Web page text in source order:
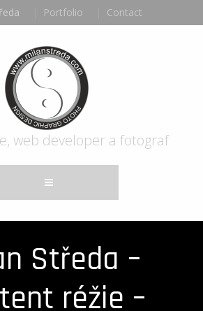
Portfolio Contact
web developer a fotograf
réžie –